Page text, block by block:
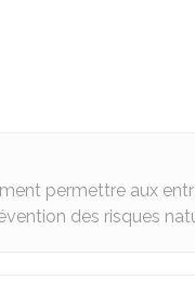
permettre aux
des risques